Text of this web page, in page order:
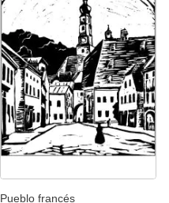
Pueblo francés